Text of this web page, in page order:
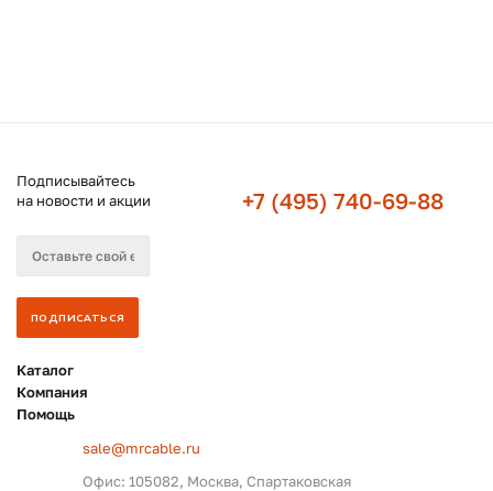
Подписывайтесь
на новости и акции
+7 (495) 740-69-88
Каталог
Компания
Помощь
sale@mrcable.ru
Офис: 105082, Москва, Спартаковская